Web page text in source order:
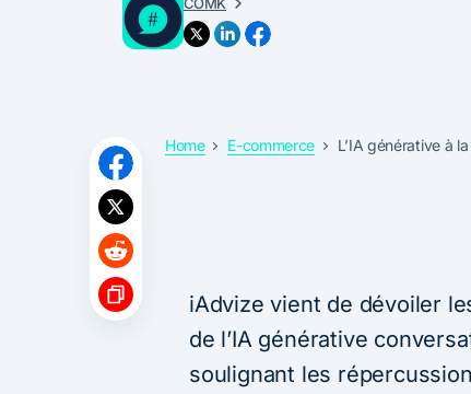
COMK
Home E-commerce L’IA générative à
iAdvize vient de dévoiler
de l’IA générative
soulignant les